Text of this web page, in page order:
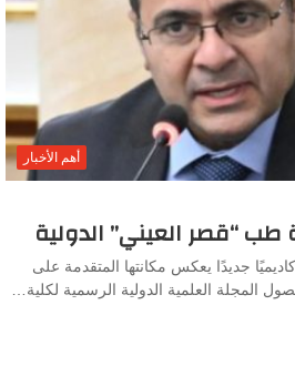
أهم الأخبار
طب “قصر العيني” الدولية
جديدًا يعكس مكانتها المتقدمة على
المجلة العلمية الدولية الرسمية لكلية…